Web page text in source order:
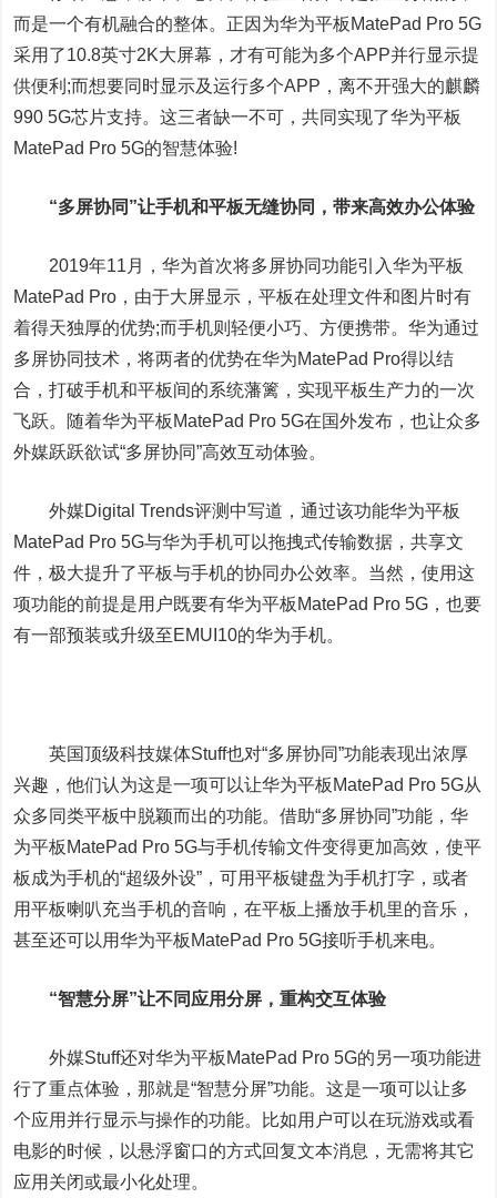
而是一个有机融合的整体。正因为华为平板MatePad Pro 5G
采用了10.8英寸2K大屏幕，才有可能为多个APP并行显示提
供便利;而想要同时显示及运行多个APP，离不开强大的麒麟
990 5G芯片支持。这三者缺一不可，共同实现了华为平板
MatePad Pro 5G的智慧体验!
“多屏协同”让手机和平板无缝协同，带来高效办公体验
2019年11月，华为首次将多屏协同功能引入华为平板
MatePad Pro，由于大屏显示，平板在处理文件和图片时有
着得天独厚的优势;而手机则轻便小巧、方便携带。华为通过
多屏协同技术，将两者的优势在华为MatePad Pro得以结
合，打破手机和平板间的系统藩篱，实现平板生产力的一次
飞跃。随着华为平板MatePad Pro 5G在国外发布，也让众多
外媒跃跃欲试“多屏协同”高效互动体验。
外媒Digital Trends评测中写道，通过该功能华为平板
MatePad Pro 5G与华为手机可以拖拽式传输数据，共享文
件，极大提升了平板与手机的协同办公效率。当然，使用这
项功能的前提是用户既要有华为平板MatePad Pro 5G，也要
有一部预装或升级至EMUI10的华为手机。
英国顶级科技媒体Stuff也对“多屏协同”功能表现出浓厚
兴趣，他们认为这是一项可以让华为平板MatePad Pro 5G从
众多同类平板中脱颖而出的功能。借助“多屏协同”功能，华
为平板MatePad Pro 5G与手机传输文件变得更加高效，使平
板成为手机的“超级外设”，可用平板键盘为手机打字，或者
用平板喇叭充当手机的音响，在平板上播放手机里的音乐，
甚至还可以用华为平板MatePad Pro 5G接听手机来电。
“智慧分屏”让不同应用分屏，重构交互体验
外媒Stuff还对华为平板MatePad Pro 5G的另一项功能进
行了重点体验，那就是“智慧分屏”功能。这是一项可以让多
个应用并行显示与操作的功能。比如用户可以在玩游戏或看
电影的时候，以悬浮窗口的方式回复文本消息，无需将其它
应用关闭或最小化处理。